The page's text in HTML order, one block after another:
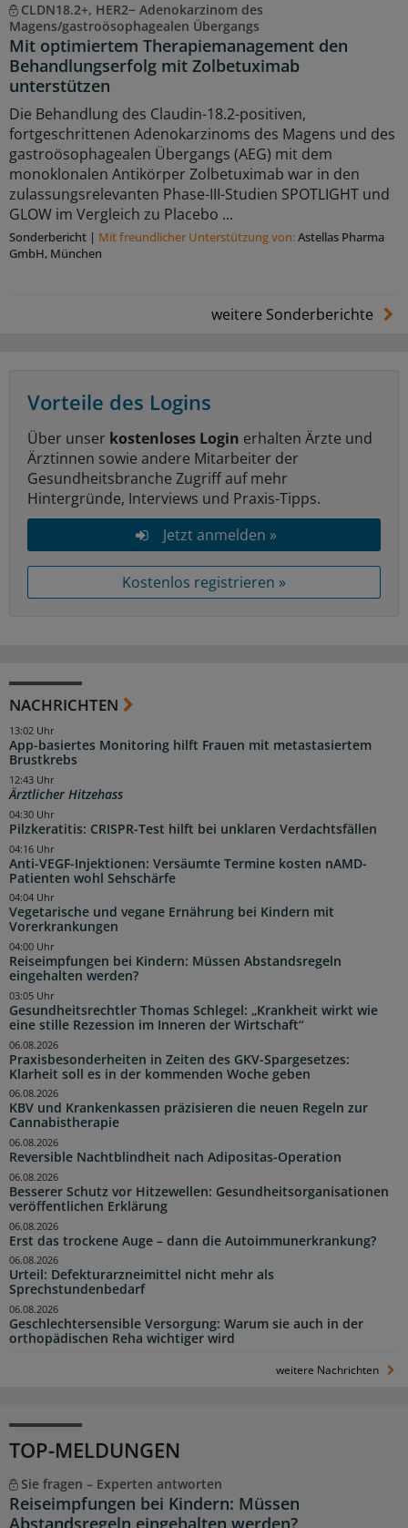
CLDN18.2+, HER2− Adenokarzinom des
Magens/gastroösophagealen Übergangs
Mit optimiertem Therapiemanagement den
Behandlungserfolg mit Zolbetuximab
unterstützen
Die Behandlung des Claudin-18.2-positiven,
fortgeschrittenen Adenokarzinoms des Magens und des
gastroösophagealen Übergangs (AEG) mit dem
monoklonalen Antikörper Zolbetuximab war in den
zulassungsrelevanten Phase-III-Studien SPOTLIGHT und
GLOW im Vergleich zu Placebo ...
Sonderbericht | Mit freundlicher Unterstützung von:Astellas Pharma
GmbH, München
weitere Sonderberichte
Vorteile des Logins
Über unser kostenloses Login erhalten Ärzte und
Ärztinnen sowie andere Mitarbeiter der
Gesundheitsbranche Zugriff auf mehr
Hintergründe, Interviews und Praxis-Tipps.
Jetzt anmelden »
Kostenlos registrieren »
NACHRICHTEN
App-basiertes Monitoring hilft Frauen mit metastasiertem
Brustkrebs
13:02 Uhr
Ärztlicher Hitzehass
12:43 Uhr
Pilzkeratitis: CRISPR-Test hilft bei unklaren Verdachtsfällen
04:30 Uhr
Anti-VEGF-Injektionen: Versäumte Termine kosten nAMD-
Patienten wohl Sehschärfe
04:16 Uhr
Vegetarische und vegane Ernährung bei Kindern mit
Vorerkrankungen
04:04 Uhr
Reiseimpfungen bei Kindern: Müssen Abstandsregeln
eingehalten werden?
04:00 Uhr
Gesundheitsrechtler Thomas Schlegel: „Krankheit wirkt wie
eine stille Rezession im Inneren der Wirtschaft“
03:05 Uhr
Praxisbesonderheiten in Zeiten des GKV-Spargesetzes:
Klarheit soll es in der kommenden Woche geben
06.08.2026
KBV und Krankenkassen präzisieren die neuen Regeln zur
Cannabistherapie
06.08.2026
Reversible Nachtblindheit nach Adipositas-Operation
06.08.2026
Besserer Schutz vor Hitzewellen: Gesundheitsorganisationen
veröffentlichen Erklärung
06.08.2026
Erst das trockene Auge – dann die Autoimmunerkrankung?
06.08.2026
Urteil: Defekturarzneimittel nicht mehr als
Sprechstundenbedarf
06.08.2026
Geschlechtersensible Versorgung: Warum sie auch in der
orthopädischen Reha wichtiger wird
06.08.2026
weitere Nachrichten
TOP-MELDUNGEN
Sie fragen – Experten antworten
Reiseimpfungen bei Kindern: Müssen
Abstandsregeln eingehalten werden?